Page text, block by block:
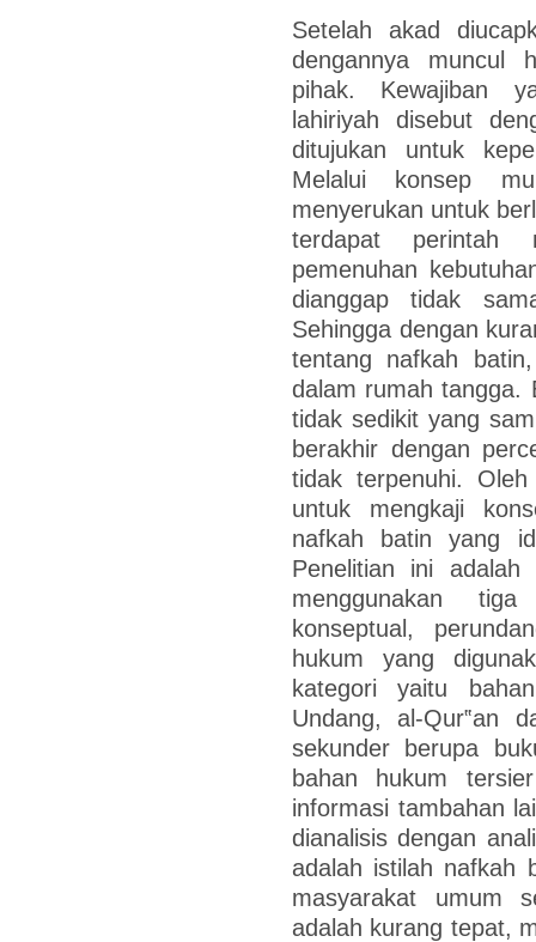
Setelah akad
dengannya muncul
pihak. Kewajiban
lahiriyah disebut
ditujukan untuk
Melalui konsep
menyerukan untuk
terdapat perintah
pemenuhan
dianggap tidak
Sehingga dengan
tentang nafkah
dalam rumah tangga.
tidak sedikit yang
berakhir dengan
tidak terpenuhi.
untuk mengkaji
nafkah batin yang
Penelitian ini adalah
menggunakan
konseptual,
hukum yang
kategori yaitu
Undang, al-Qur‟an
sekunder berupa
bahan hukum
informasi tambahan
dianalisis dengan
adalah istilah nafkah
masyarakat umum
adalah kurang tepat,